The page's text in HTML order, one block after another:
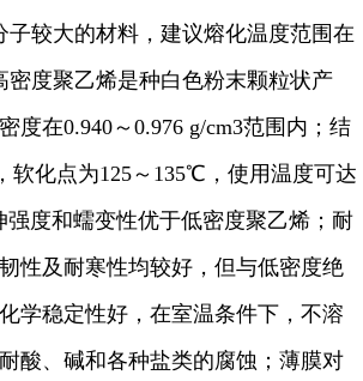
子较大的材料，建议熔化温度范围在
密度聚乙烯是种白色粉末颗粒状产
度在0.940～0.976 g/cm3范围内；结
软化点为125～135℃，使用温度可达
度和蠕变性优于低密度聚乙烯；耐
性及耐寒性均较好，但与低密度绝
学稳定性好，在室温条件下，不溶
酸、碱和各种盐类的腐蚀；薄膜对